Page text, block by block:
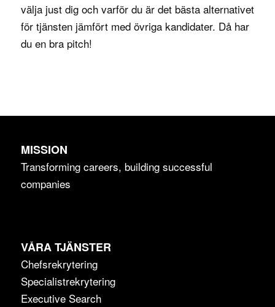
välja just dig och varför du är det bästa alternativet
för tjänsten jämfört med övriga kandidater. Då har
du en bra pitch!
MISSION
Transforming careers, building successful
companies
VÅRA TJÄNSTER
Chefsrekrytering
Specialistrekrytering
Executive Search